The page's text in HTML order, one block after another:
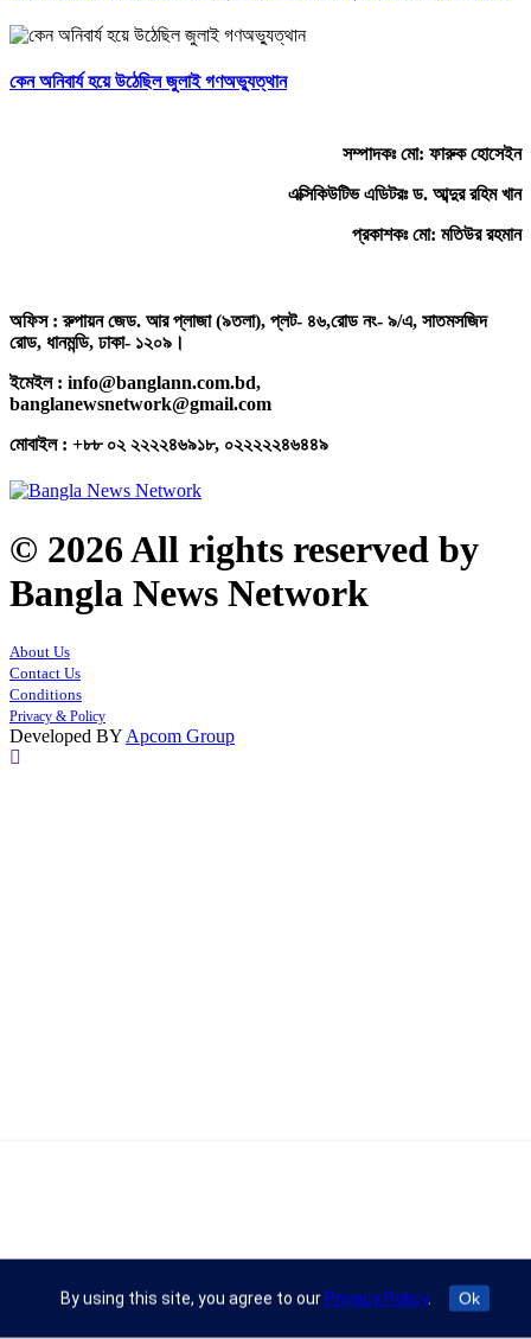
কেন অনিবার্য হয়ে উঠেছিল জুলাই গণঅভ্যুত্থান
সম্পাদকঃ মো: ফারুক হোসেইন
এক্সিকিউটিভ এডিটরঃ ড. আব্দুর রহিম খান
প্রকাশকঃ মো: মতিউর রহমান
অফিস : রুপায়ন জেড. আর প্লাজা (৯তলা), প্লট- ৪৬,রোড নং- ৯/এ, সাতমসজিদ
রোড, ধানমন্ডি, ঢাকা- ১২০৯।
ইমেইল : info@banglann.com.bd,
banglanewsnetwork@gmail.com
মোবাইল : +৮৮ ০২ ২২২২৪৬৯১৮, ০২২২২২৪৬৪৪৯
© 2026 All rights reserved by
Bangla News Network
About Us
Contact Us
Conditions
Privacy & Policy
Developed BY Apcom Group
By using this site, you agree to our Privacy Policy. Ok